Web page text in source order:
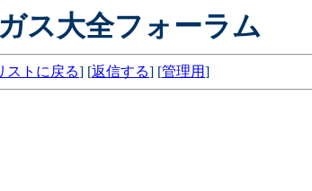
ス大全フォーラム
ストに戻る] [返信する] [管理用]